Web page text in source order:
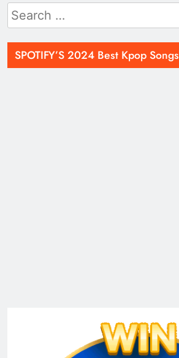
Search
for:
SPOTIFY’S 2024 Best Kpop Songs